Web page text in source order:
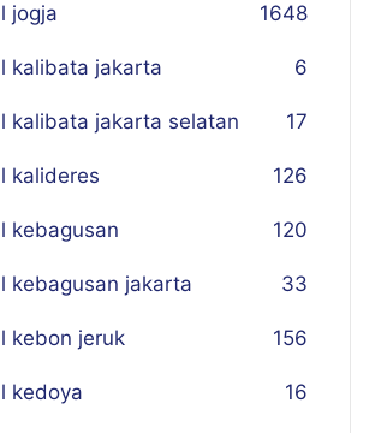
48
jogja 16
kalibata jakarta 6
kalibata jakarta selatan 17
kalideres 126
kebagusan 120
kebagusan jakarta 33
kebon jeruk 156
kedoya 16